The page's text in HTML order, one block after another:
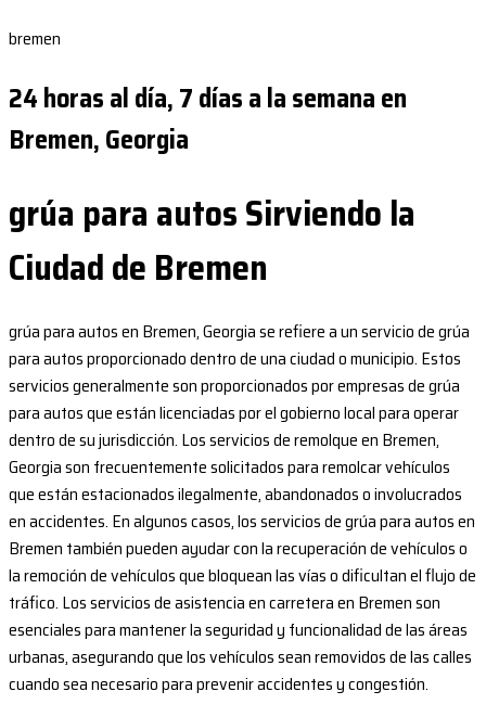
bremen
24 horas al día, 7 días a la semana en
Bremen, Georgia
grúa para autos Sirviendo la
Ciudad de Bremen
grúa para autos en Bremen, Georgia se refiere a un servicio de grúa
para autos proporcionado dentro de una ciudad o municipio. Estos
servicios generalmente son proporcionados por empresas de grúa
para autos que están licenciadas por el gobierno local para operar
dentro de su jurisdicción. Los servicios de remolque en Bremen,
Georgia son frecuentemente solicitados para remolcar vehículos
que están estacionados ilegalmente, abandonados o involucrados
en accidentes. En algunos casos, los servicios de grúa para autos en
Bremen también pueden ayudar con la recuperación de vehículos o
la remoción de vehículos que bloquean las vías o dificultan el flujo de
tráfico. Los servicios de asistencia en carretera en Bremen son
esenciales para mantener la seguridad y funcionalidad de las áreas
urbanas, asegurando que los vehículos sean removidos de las calles
cuando sea necesario para prevenir accidentes y congestión.